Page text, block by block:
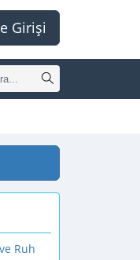
Girişi
Ruh